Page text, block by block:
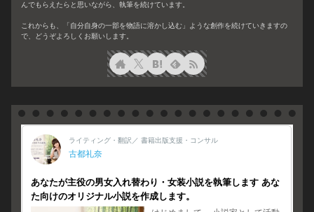
んでもらえたらと思いながら、執筆を続けています。
これからも、「自分自身の一部を物語に溶かし込む」ような創作を続けていきますの
で、どうぞよろしくお願いします。